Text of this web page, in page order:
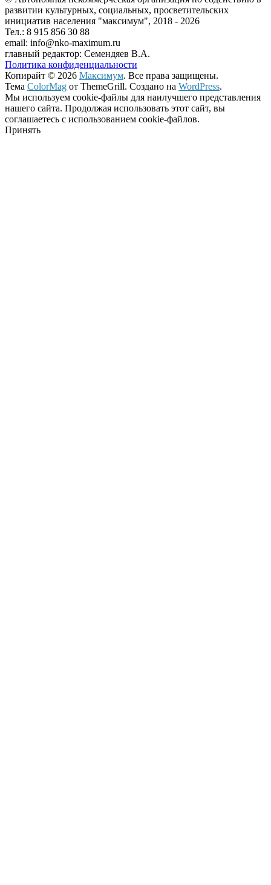
развитии культурных, социальных, просветительских
инициатив населения "максимум", 2018 - 2026
Тел.: 8 915 856 30 88
email: info@nko-maximum.ru
главный редактор: Семендяев В.А.
Политика конфиденциальности
Копирайт © 2026 Максимум. Все права защищены.
Тема ColorMag от ThemeGrill. Создано на WordPress.
Мы используем cookie-файлы для наилучшего представления
нашего сайта. Продолжая использовать этот сайт, вы
соглашаетесь с использованием cookie-файлов.
Принять